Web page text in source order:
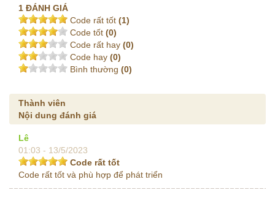
1 ĐÁNH GIÁ
Code rất tốt (1)
Code tốt (0)
Code rất hay (0)
Code hay (0)
Bình thường (0)
Thành viên
Nội dung đánh giá
Lê
01:03 - 13/5/2023
Code rất tốt
Code rất tốt và phù hợp để phát triển